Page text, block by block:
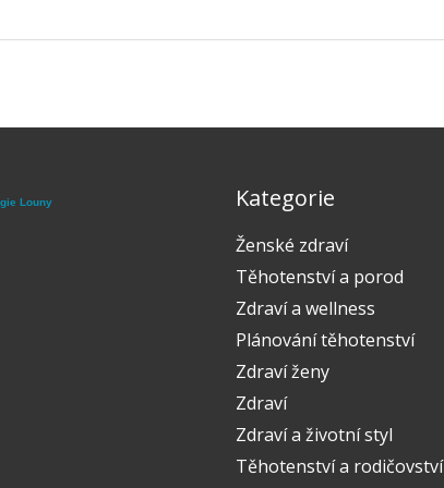
Kategorie
Ženské zdraví
Těhotenství a porod
Zdraví a wellness
Plánování těhotenství
Zdraví ženy
Zdraví
Zdraví a životní styl
Těhotenství a rodičovství